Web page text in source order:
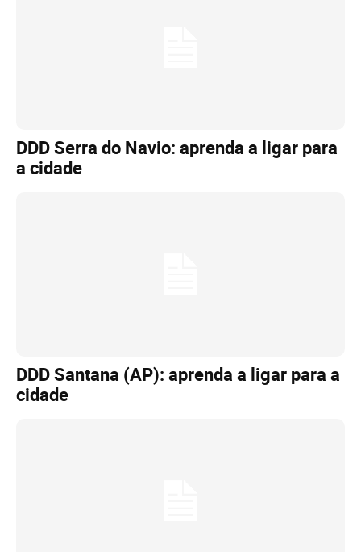
DDD Serra do Navio: aprenda a ligar para
a cidade
DDD Santana (AP): aprenda a ligar para a
cidade